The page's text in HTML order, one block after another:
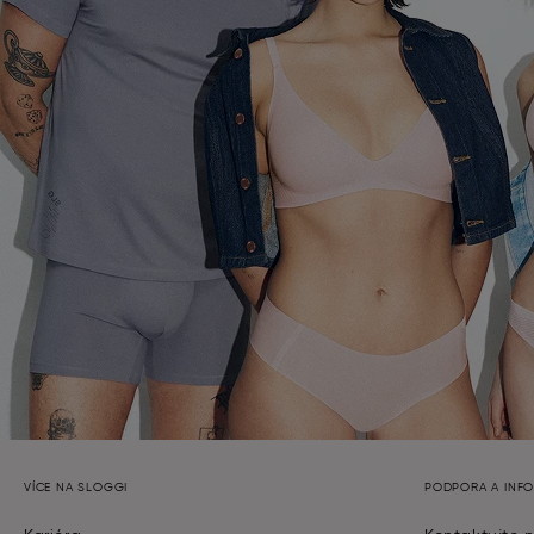
VÍCE NA SLOGGI PODPORA A